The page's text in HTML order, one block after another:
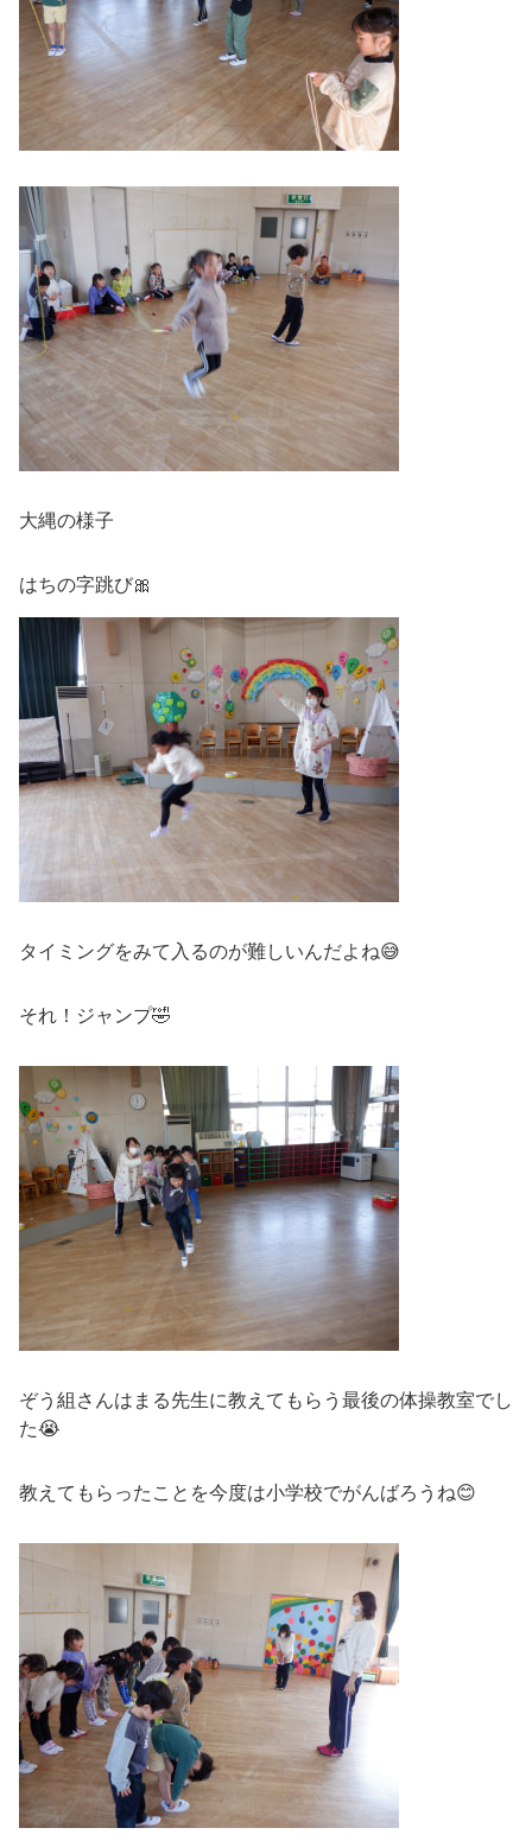
大縄の様子
はちの字跳び🎀
タイミングをみて入るのが難しいんだよね😅
それ！ジャンプ🤣
ぞう組さんはまる先生に教えてもらう最後の体操教室でし
た😭
教えてもらったことを今度は小学校でがんばろうね😊